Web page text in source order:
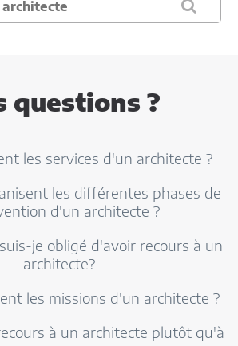
questions ?
les services d'un architecte ?
les différentes phases de
d'un architecte ?
je obligé d'avoir recours à un
architecte?
les missions d'un architecte ?
à un architecte plutôt qu'à